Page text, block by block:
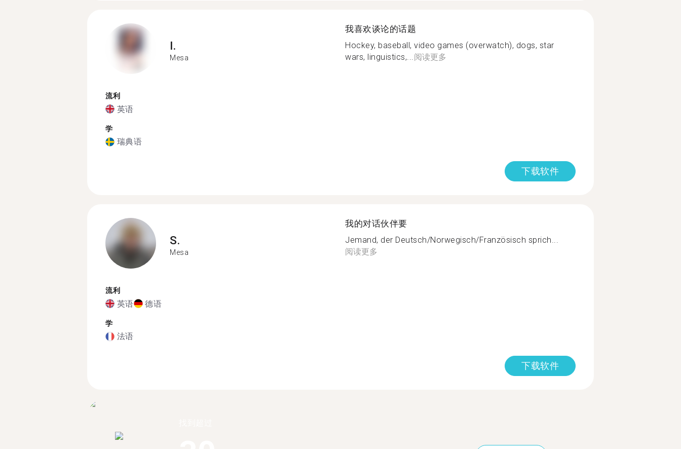
I.
Mesa
流利
英语
学
瑞典语
我喜欢谈论的话题
Hockey, baseball, video games (overwatch), dogs, star
wars, linguistics,...阅读更多
下载软件
S.
Mesa
流利
英语 德语
学
法语
我的对话伙伴要
Jemand, der Deutsch/Norwegisch/Französisch sprich...
阅读更多
下载软件